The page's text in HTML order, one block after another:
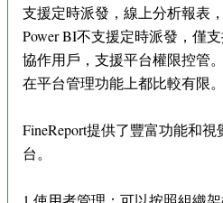
支援定時派發，線上分析報表，
Power BI不支援定時派發，僅
協作用戶，支援平台權限控管
在平台管理功能上都比較有限。
FineReport提供了豐富功能和
台。